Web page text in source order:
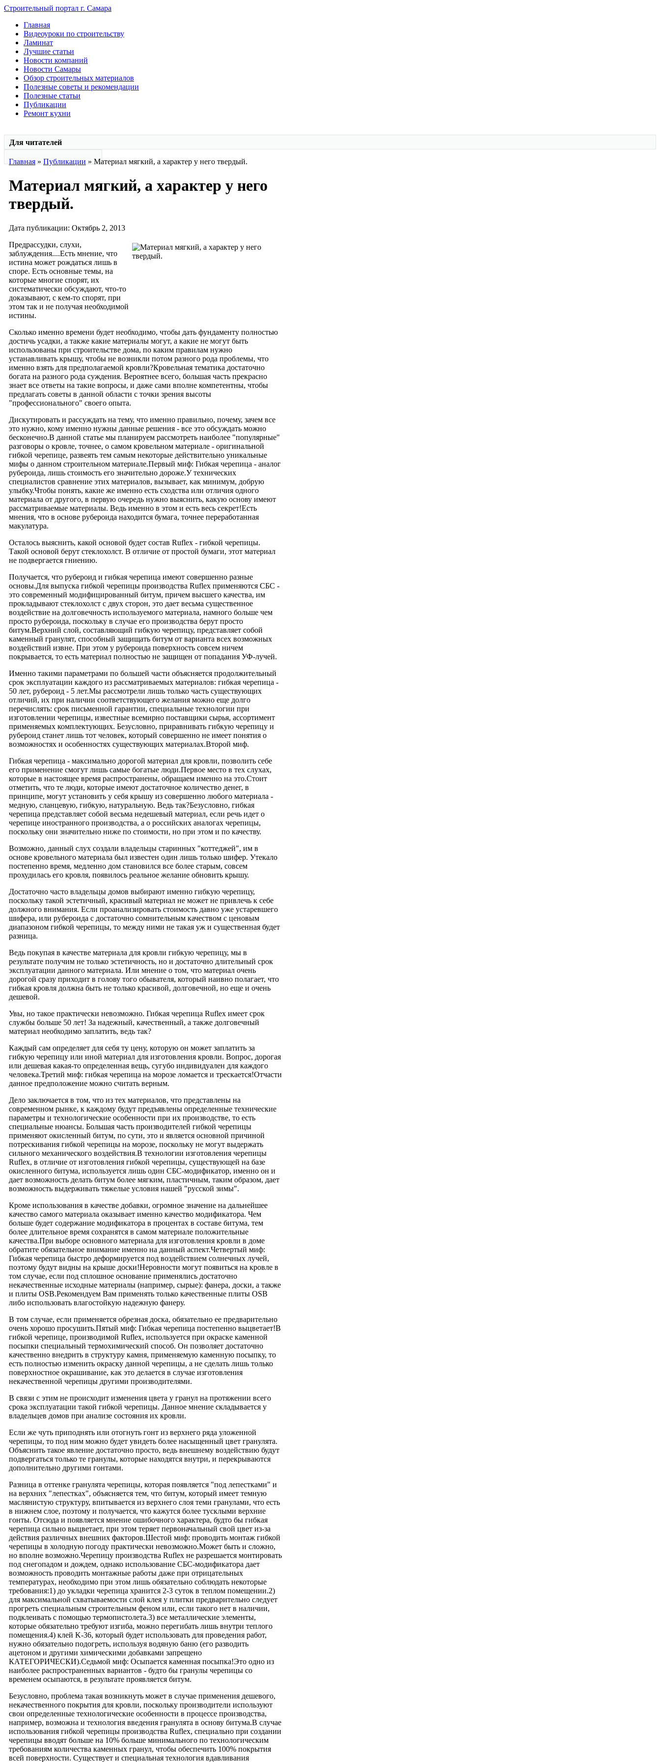
Строительный портал г. Самара
Главная
Видеоуроки по строительству
Ламинат
Лучшие статьи
Новости компаний
Новости Самары
Обзор строительных материалов
Полезные советы и рекомендации
Полезные статьи
Публикации
Ремонт кухни
Для читателей
Главная » Публикации » Материал мягкий, а характер у него твердый.
Материал мягкий, а характер у него
твердый.
Дата публикации: Октябрь 2, 2013
Предрассудки, слухи,
заблуждения....Есть мнение, что
истина может рождаться лишь в
споре. Есть основные темы, на
которые многие спорят, их
систематически обсуждают, что-то
доказывают, с кем-то спорят, при
этом так и не получая необходимой
истины.
Сколько именно времени будет необходимо, чтобы дать фундаменту полностью
достичь усадки, а также какие материалы могут, а какие не могут быть
использованы при строительстве дома, по каким правилам нужно
устанавливать крышу, чтобы не возникли потом разного рода проблемы, что
именно взять для предполагаемой кровли?Кровельная тематика достаточно
богата на разного рода суждения. Вероятнее всего, большая часть прекрасно
знает все ответы на такие вопросы, и даже сами вполне компетентны, чтобы
предлагать советы в данной области с точки зрения высоты
"профессионального" своего опыта.
Дискутировать и рассуждать на тему, что именно правильно, почему, зачем все
это нужно, кому именно нужны данные решения - все это обсуждать можно
бесконечно.В данной статье мы планируем рассмотреть наиболее "популярные"
разговоры о кровле, точнее, о самом кровельном материале - оригинальной
гибкой черепице, развеять тем самым некоторые действительно уникальные
мифы о данном строительном материале.Первый миф: Гибкая черепица - аналог
рубероида, лишь стоимость его значительно дороже.У технических
специалистов сравнение этих материалов, вызывает, как минимум, добрую
улыбку.Чтобы понять, какие же именно есть сходства или отличия одного
материала от другого, в первую очередь нужно выяснить, какую основу имеют
рассматриваемые материалы. Ведь именно в этом и есть весь секрет!Есть
мнения, что в основе рубероида находится бумага, точнее переработанная
макулатура.
Осталось выяснить, какой основой будет состав Ruflex - гибкой черепицы.
Такой основой берут стеклохолст. В отличие от простой бумаги, этот материал
не подвергается гниению.
Получается, что рубероид и гибкая черепица имеют совершенно разные
основы.Для выпуска гибкой черепицы производства Ruflex применяются СБС -
это современный модифицированный битум, причем высшего качества, им
прокладывают стеклохолст с двух сторон, это дает весьма существенное
воздействие на долговечность используемого материала, намного больше чем
просто рубероида, поскольку в случае его производства берут просто
битум.Верхний слой, составляющий гибкую черепицу, представляет собой
каменный гранулят, способный защищать битум от варианта всех возможных
воздействий извне. При этом у рубероида поверхность совсем ничем
покрывается, то есть материал полностью не защищен от попадания УФ-лучей.
Именно такими параметрами по большей части объясняется продолжительный
срок эксплуатации каждого из рассматриваемых материалов: гибкая черепица -
50 лет, рубероид - 5 лет.Мы рассмотрели лишь только часть существующих
отличий, их при наличии соответствующего желания можно еще долго
перечислять: срок письменной гарантии, специальные технологии при
изготовлении черепицы, известные всемирно поставщики сырья, ассортимент
применяемых комплектующих. Безусловно, приравнивать гибкую черепицу и
рубероид станет лишь тот человек, который совершенно не имеет понятия о
возможностях и особенностях существующих материалах.Второй миф.
Гибкая черепица - максимально дорогой материал для кровли, позволить себе
его применение смогут лишь самые богатые люди.Первое место в тех слухах,
которые в настоящее время распространены, обращаем именно на это.Стоит
отметить, что те люди, которые имеют достаточное количество денег, в
принципе, могут установить у себя крышу из совершенно любого материала -
медную, сланцевую, гибкую, натуральную. Ведь так?Безусловно, гибкая
черепица представляет собой весьма недешевый материал, если речь идет о
черепице иностранного производства, а о российских аналогах черепицы,
поскольку они значительно ниже по стоимости, но при этом и по качеству.
Возможно, данный слух создали владельцы старинных "коттеджей", им в
основе кровельного материала был известен один лишь только шифер. Утекало
постепенно время, медленно дом становился все более старым, совсем
прохудилась его кровля, появилось реальное желание обновить крышу.
Достаточно часто владельцы домов выбирают именно гибкую черепицу,
поскольку такой эстетичный, красивый материал не может не привлечь к себе
должного внимания. Если проанализировать стоимость давно уже устаревшего
шифера, или рубероида с достаточно сомнительным качеством с ценовым
диапазоном гибкой черепицы, то между ними не такая уж и существенная будет
разница.
Ведь покупая в качестве материала для кровли гибкую черепицу, мы в
результате получим не только эстетичность, но и достаточно длительный срок
эксплуатации данного материала. Или мнение о том, что материал очень
дорогой сразу приходит в голову того обывателя, который наивно полагает, что
гибкая кровля должна быть не только красивой, долговечной, но еще и очень
дешевой.
Увы, но такое практически невозможно. Гибкая черепица Ruflex имеет срок
службы больше 50 лет! За надежный, качественный, а также долговечный
материал необходимо заплатить, ведь так?
Каждый сам определяет для себя ту цену, которую он может заплатить за
гибкую черепицу или иной материал для изготовления кровли. Вопрос, дорогая
или дешевая какая-то определенная вещь, сугубо индивидуален для каждого
человека.Третий миф: гибкая черепица на морозе ломается и трескается!Отчасти
данное предположение можно считать верным.
Дело заключается в том, что из тех материалов, что представлены на
современном рынке, к каждому будут предъявлены определенные технические
параметры и технологические особенности при их производстве, то есть
специальные нюансы. Большая часть производителей гибкой черепицы
применяют окисленный битум, по сути, это и является основной причиной
потрескивания гибкой черепицы на морозе, поскольку не могут выдержать
сильного механического воздействия.В технологии изготовления черепицы
Ruflex, в отличие от изготовления гибкой черепицы, существующей на базе
окисленного битума, используется лишь один СБС-модификатор, именно он и
дает возможность делать битум более мягким, пластичным, таким образом, дает
возможность выдерживать тяжелые условия нашей "русской зимы".
Кроме использования в качестве добавки, огромное значение на дальнейшее
качество самого материала оказывает именно качество модификатора. Чем
больше будет содержание модификатора в процентах в составе битума, тем
более длительное время сохранятся в самом материале положительные
качества.При выборе основного материала для изготовления кровли в доме
обратите обязательное внимание именно на данный аспект.Четвертый миф:
Гибкая черепица быстро деформируется под воздействием солнечных лучей,
поэтому будут видны на крыше доски!Неровности могут появиться на кровле в
том случае, если под сплошное основание применялись достаточно
некачественные исходные материалы (например, сырые): фанера, доски, а также
и плиты OSB.Рекомендуем Вам применять только качественные плиты OSB
либо использовать влагостойкую надежную фанеру.
В том случае, если применяется обрезная доска, обязательно ее предварительно
очень хорошо просушить.Пятый миф: Гибкая черепица постепенно выцветает!В
гибкой черепице, производимой Ruflex, используется при окраске каменной
посыпки специальный термохимический способ. Он позволяет достаточно
качественно внедрить в структуру камня, применяемую каменную посыпку, то
есть полностью изменить окраску данной черепицы, а не сделать лишь только
поверхностное окрашивание, как это делается в случае изготовления
некачественной черепицы другими производителями.
В связи с этим не происходит изменения цвета у гранул на протяжении всего
срока эксплуатации такой гибкой черепицы. Данное мнение складывается у
владельцев домов при анализе состояния их кровли.
Если же чуть приподнять или отогнуть гонт из верхнего ряда уложенной
черепицы, то под ним можно будет увидеть более насыщенный цвет гранулята.
Объяснить такое явление достаточно просто, ведь внешнему воздействию будут
подвергаться только те гранулы, которые находятся внутри, и перекрываются
дополнительно другими гонтами.
Разница в оттенке гранулята черепицы, которая появляется "под лепестками" и
на верхних "лепестках", объясняется тем, что битум, который имеет темную
маслянистую структуру, впитывается из верхнего слоя теми гранулами, что есть
в нижнем слое, поэтому и получается, что кажутся более тусклыми верхние
гонты. Отсюда и появляется мнение ошибочного характера, будто бы гибкая
черепица сильно выцветает, при этом теряет первоначальный свой цвет из-за
действия различных внешних факторов.Шестой миф: проводить монтаж гибкой
черепицы в холодную погоду практически невозможно.Может быть и сложно,
но вполне возможно.Черепицу производства Ruflex не разрешается монтировать
под снегопадом и дождем, однако использование СБС-модификатора дает
возможность проводить монтажные работы даже при отрицательных
температурах, необходимо при этом лишь обязательно соблюдать некоторые
требования:1) до укладки черепица хранится 2-3 суток в теплом помещении.2)
для максимальной схватываемости слой клея у плитки предварительно следует
прогреть специальным строительным феном или, если такого нет в наличии,
подклеивать с помощью термопистолета.3) все металлические элементы,
которые обязательно требуют изгиба, можно перегибать лишь внутри теплого
помещения.4) клей K-36, который будет использовать для проведения работ,
нужно обязательно подогреть, используя водяную баню (его разводить
ацетоном и другими химическими добавками запрещено
КАТЕГОРИЧЕСКИ).Седьмой миф: Осыпается каменная посыпка!Это одно из
наиболее распространенных вариантов - будто бы гранулы черепицы со
временем осыпаются, в результате проявляется битум.
Безусловно, проблема такая возникнуть может в случае применения дешевого,
некачественного покрытия для кровли, поскольку производители используют
свои определенные технологические особенности в процессе производства,
например, возможна и технология введения гранулята в основу битума.В случае
использования гибкой черепицы производства Ruflex, специально при создании
черепицы вводят больше на 10% больше минимального по технологическим
требованиям количества каменных гранул, чтобы обеспечить 100% покрытия
всей поверхности. Существует и специальная технология вдавливания